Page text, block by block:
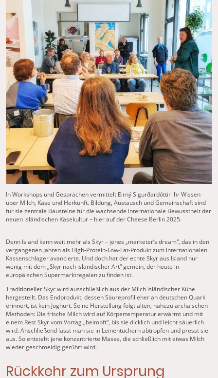
In Workshops und Gesprächen vermittelt Eirný Sigurðardóttir ihr Wissen
über Milch, Käse und Herkunft. Bildung, Austausch und Gemeinschaft sind
für sie zentrale Bausteine für die wachsende internationale Bewusstheit der
neuen isländischen Käsekultur – hier auf der Cheese Berlin 2025.
Denn Island kann weit mehr als Skyr – jenes „marketer’s dream“, das in den
vergangenen Jahren als High-Protein-Low-Fat-Produkt zum internationalen
Kassenschlager avancierte. Und doch hat der echte Skyr aus Island nur
wenig mit dem „Skyr nach isländischer Art“ gemein, der heute in
europäischen Supermarktregalen zu finden ist.
Traditioneller Skyr wird ausschließlich aus der Milch isländischer Kühe
hergestellt. Das Endprodukt, dessen Säureprofil eher an deutschen Quark
erinnert, ist kein Joghurt. Seine Herstellung folgt alten, nahezu archaischen
Methoden: Die frische Milch wird auf Körpertemperatur erwärmt und mit
einem Rest Skyr vom Vortag „beimpft“, bis sie dicklich und leicht säuerlich
wird. Anschließend lässt man sie in Leinentüchern abtropfen und presst sie
aus. So entsteht jene konzentrierte Masse, die schließlich mit etwas Milch
wieder geschmeidig gerührt wird.
Rückkehr zum Ursprung